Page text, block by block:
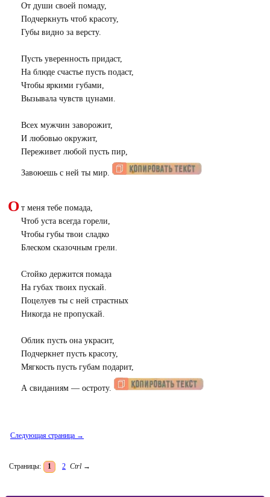
От души своей помаду,
Подчеркнуть чтоб красоту,
Губы видно за версту.
Пусть уверенность придаст,
На блюде счастье пусть подаст,
Чтобы яркими губами,
Вызывала чувств цунами.
Всех мужчин заворожит,
И любовью окружит,
Переживет любой пусть пир,
Завоюешь с ней ты мир.
О т меня тебе помада,
Чтоб уста всегда горели,
Чтобы губы твои сладко
Блеском сказочным грели.
Стойко держится помада
На губах твоих пускай.
Поцелуев ты с ней страстных
Никогда не пропускай.
Облик пусть она украсит,
Подчеркнет пусть красоту,
Мягкость пусть губам подарит,
А свиданиям — остроту.
Следующая страница →
Страницы: 1 2 Ctrl →